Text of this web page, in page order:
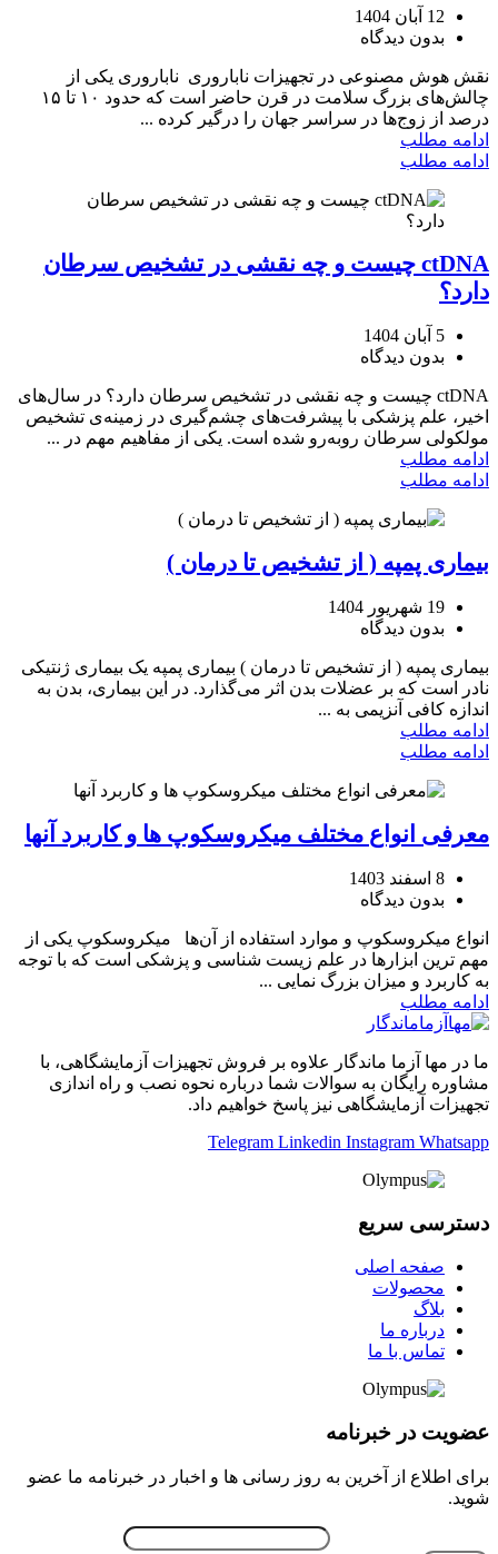
12 آبان 1404
بدون دیدگاه
نقش هوش مصنوعی در تجهیزات ناباروری ناباروری یکی از
چالش‌های بزرگ سلامت در قرن حاضر است که حدود ۱۰ تا ۱۵
درصد از زوج‌ها در سراسر جهان را درگیر کرده ...
ادامه مطلب
ادامه مطلب
ctDNA چیست و چه نقشی در تشخیص سرطان
دارد؟
5 آبان 1404
بدون دیدگاه
ctDNA چیست و چه نقشی در تشخیص سرطان دارد؟ در سال‌های
اخیر، علم پزشکی با پیشرفت‌های چشم‌گیری در زمینه‌ی تشخیص
مولکولی سرطان روبه‌رو شده است. یکی از مفاهیم مهم در ...
ادامه مطلب
ادامه مطلب
بیماری پمپه ( از تشخیص تا درمان )
19 شهریور 1404
بدون دیدگاه
بیماری پمپه ( از تشخیص تا درمان ) بیماری پمپه یک بیماری ژنتیکی
نادر است که بر عضلات بدن اثر می‌گذارد. در این بیماری، بدن به
اندازه کافی آنزیمی به ...
ادامه مطلب
ادامه مطلب
معرفی انواع مختلف میکروسکوپ ها و کاربرد آنها
8 اسفند 1403
بدون دیدگاه
انواع میکروسکوپ و موارد استفاده از آن‌ها میکروسکوپ یکی از
مهم ترین ابزارها در علم زیست شناسی و پزشکی است که با توجه
به کاربرد و میزان بزرگ نمایی ...
ادامه مطلب
ما در مها آزما ماندگار علاوه بر فروش تجهیزات آزمایشگاهی، با
مشاوره رایگان به سوالات شما درباره نحوه نصب و راه اندازی
تجهیزات آزمایشگاهی نیز پاسخ خواهیم داد.
Telegram Linkedin Instagram Whatsapp
دسترسی سریع
صفحه اصلی
محصولات
بلاگ
درباره ما
تماس با ما
عضویت در خبرنامه
برای اطلاع از آخرین به روز رسانی ها و اخبار در خبرنامه ما عضو
شوید.